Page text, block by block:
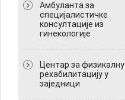
Амбуланта за
специјалистичке
консултације из
гинекологије
Центар за физикалну
рехабилитацију у
заједници